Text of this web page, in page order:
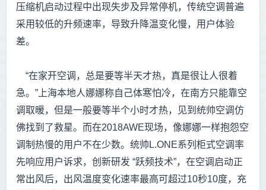
压缩机启动过程中出现失步及异常停机，传统空调普遍
采用较低的升频速率，导致升降温变化慢，用户体验
差。
“在家开空调，总是要等半天才热，真是很让人很着
急。”上海本地人娜娜称自己体寒怕冷，在南方只能靠空
调取暖，但是一般要等半个小时才热，见到统帅空调仿
佛找到了救星。而在2018AWE现场，像娜娜一样抱怨空
调制热慢的用户不在少数。统帅L.ONE系列柜式空调率
先响应用户诉求，创新研发 “跃频技术”，在空调启动正
常出风后，出风温度变化速率最高可超过10秒10度，充